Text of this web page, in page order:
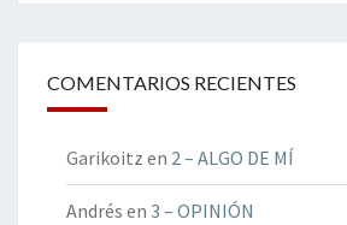
COMENTARIOS RECIENTES
Garikoitz en 2 – ALGO DE MÍ
Andrés en 3 – OPINIÓN